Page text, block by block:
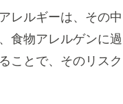
レルギーは、その中
食物アレルゲンに過
ことで、そのリスク